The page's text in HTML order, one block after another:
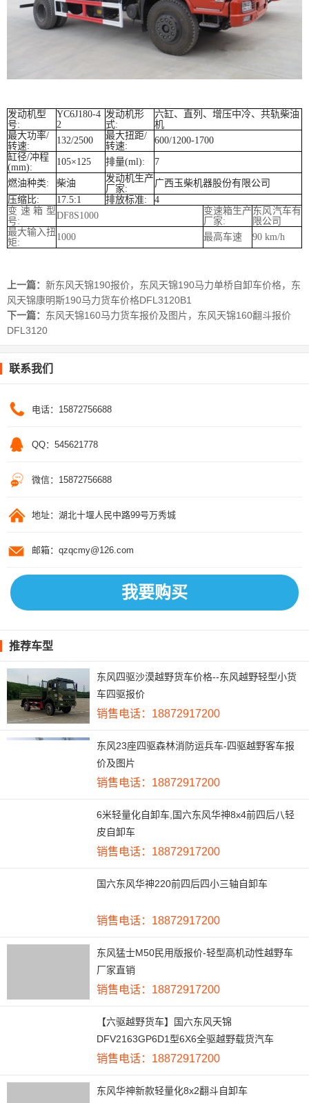
发动机型
号:
YC6J180-4
2
发动机形
式:
六缸、直列、增压中冷、共轨柴油
机
最大功率/
转速:
132/2500
最大扭距/
转速:
600/1200-1700
缸径/冲程
(mm):
105×125 排量(ml): 7
燃油种类: 柴油
发动机生产
厂家:
广西玉柴机器股份有限公司
压缩比:
17.5:1 排放标准:
4
变速箱型
号:
DF8S1000
变速箱生产
厂家:
东风汽车有
限公司
最大输入扭
矩:
1000 最高车速 90 km/h
上一篇： 新东风天锦190报价，东风天锦190马力单桥自卸车价格，东
风天锦康明斯190马力货车价格DFL3120B1
下一篇： 东风天锦160马力货车报价及图片，东风天锦160翻斗报价
DFL3120
联系我们
电话：15872756688
QQ：545621778
微信：15872756688
地址：湖北十堰人民中路99号万秀城
邮箱：qzqcmy@126.com
我要购买
推荐车型
东风四驱沙漠越野货车价格--东风越野轻型小货
车四驱报价
销售电话：18872917200
东风23座四驱森林消防运兵车-四驱越野客车报
价及图片
销售电话：18872917200
6米轻量化自卸车,国六东风华神8x4前四后八轻
皮自卸车
销售电话：18872917200
国六东风华神220前四后四小三轴自卸车
销售电话：18872917200
东风猛士M50民用版报价-轻型高机动性越野车
厂家直销
销售电话：18872917200
【六驱越野货车】国六东风天锦
DFV2163GP6D1型6X6全驱越野载货汽车
销售电话：18872917200
东风华神新款轻量化8x2翻斗自卸车